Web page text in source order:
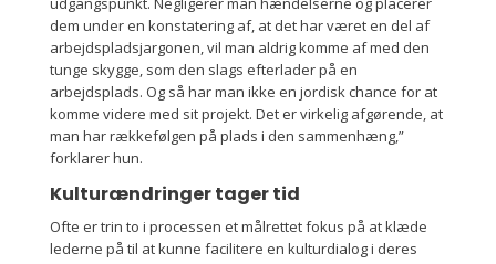
dem under en konstatering af, at det har været en del af
arbejdspladsjargonen, vil man aldrig komme af med den
tunge skygge, som den slags efterlader på en
arbejdsplads. Og så har man ikke en jordisk chance for at
komme videre med sit projekt. Det er virkelig afgørende, at
man har rækkefølgen på plads i den sammenhæng,”
forklarer hun.
Kulturændringer tager tid
Ofte er trin to i processen et målrettet fokus på at klæde
lederne på til at kunne facilitere en kulturdialog i deres